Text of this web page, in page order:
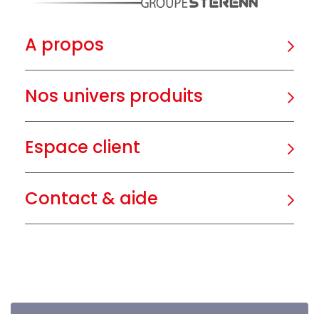
A propos
Nos univers produits
Espace client
Contact & aide